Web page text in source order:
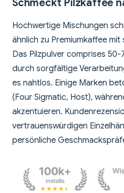
Schmeckt Pilzkaffee
Hochwertige Mischungen
ähnlich zu Premiumkaffee
Das Pilzpulver comprises
durch sorgfältige
es nahtlos. Einige Marken
(Four Sigmatic, Host),
akzentuieren.
vertrauenswürdigen
persönliche